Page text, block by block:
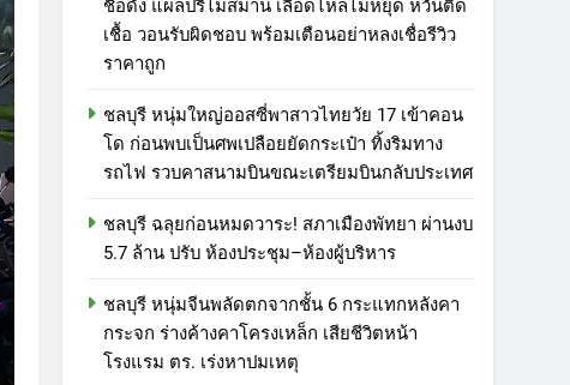
ชื่อดัง แผลปริไม่สมาน เลือดไหลไม่หยุด หวั่นติด
เชื้อ วอนรับผิดชอบ พร้อมเตือนอย่าหลงเชื่อรีวิว
ราคาถูก
ชลบุรี หนุ่มใหญ่ออสซี่พาสาวไทยวัย 17 เข้าคอน
โด ก่อนพบเป็นศพเปลือยยัดกระเป๋า ทิ้งริมทาง
รถไฟ รวบคาสนามบินขณะเตรียมบินกลับประเทศ
ชลบุรี ฉลุยก่อนหมดวาระ! สภาเมืองพัทยา ผ่านงบ
5.7 ล้าน ปรับ ห้องประชุม–ห้องผู้บริหาร
ชลบุรี หนุ่มจีนพลัดตกจากชั้น 6 กระแทกหลังคา
กระจก ร่างค้างคาโครงเหล็ก เสียชีวิตหน้า
โรงแรม ตร. เร่งหาปมเหตุ